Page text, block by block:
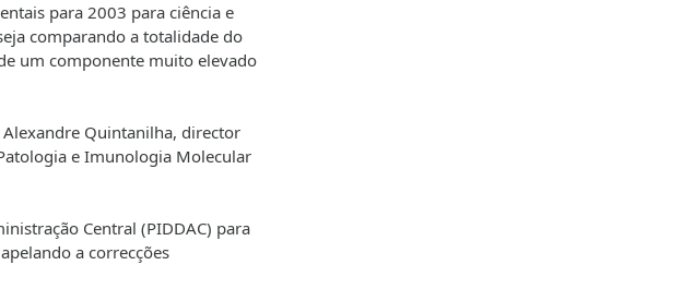
para 2003 para ciência e
comparando a totalidade do
um componente muito elevado
Quintanilha, director
e Imunologia Molecular
Central (PIDDAC) para
a correcções